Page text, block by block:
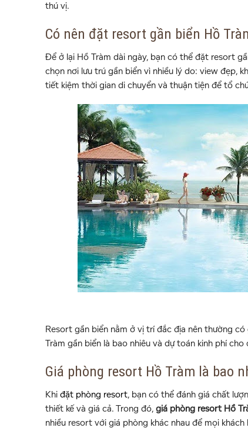
thú vị.
Có nên đặt resort gần biển Hồ
Để ở lại Hồ Tràm dài ngày, bạn có thể đặt resort
chọn nơi lưu trú gần biển vì nhiều lý do: view đẹp,
tiết kiệm thời gian di chuyển và thuận tiện để tổ
Resort gần biển nằm ở vị trí đắc địa nên thường
Tràm gần biển là bao nhiêu và dự toán kinh phí
Giá phòng resort Hồ Tràm là bao
Khi đặt phòng resort, bạn có thể đánh giá chất
thiết kế và giá cả. Trong đó, giá phòng resort Hồ
nhiều resort với giá phòng khác nhau để mọi